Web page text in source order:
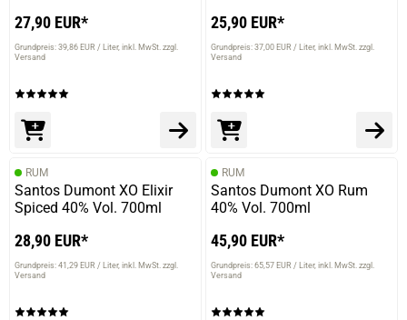
27,90 EUR*
Grundpreis: 39,86 EUR / Liter inkl. MwSt. zzgl.
Versand
25,90 EUR*
Grundpreis: 37,00 EUR / Liter inkl. MwSt. zzgl.
Versand
RUM
Santos Dumont XO Elixir
Spiced 40% Vol. 700ml
28,90 EUR*
Grundpreis: 41,29 EUR / Liter inkl. MwSt. zzgl.
Versand
RUM
Santos Dumont XO Rum
40% Vol. 700ml
45,90 EUR*
Grundpreis: 65,57 EUR / Liter inkl. MwSt. zzgl.
Versand